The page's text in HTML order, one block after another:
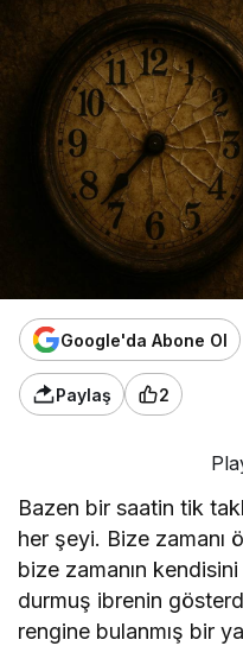
Google'da Abone Ol
Paylaş 2
Bazen bir saatin tik
her şeyi. Bize zamanı
bize zamanın
durmuş ibrenin
rengine bulanmış bir